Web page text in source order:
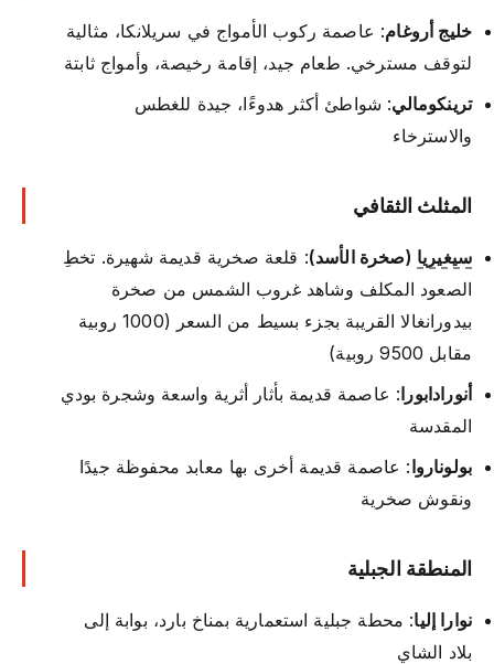
خليج أروغام: عاصمة ركوب الأمواج في سريلانكا، مثالية
لتوقف مسترخي. طعام جيد، إقامة رخيصة، وأمواج ثابتة
ترينكومالي: شواطئ أكثر هدوءًا، جيدة للغطس
والاسترخاء
المثلث الثقافي
سيغيريا (صخرة الأسد): قلعة صخرية قديمة شهيرة. تخطِ
الصعود المكلف وشاهد غروب الشمس من صخرة
بيدورانغالا القريبة بجزء بسيط من السعر (1000 روبية
مقابل 9500 روبية)
أنورادابورا: عاصمة قديمة بأثار أثرية واسعة وشجرة بودي
المقدسة
بولوناروا: عاصمة قديمة أخرى بها معابد محفوظة جيدًا
ونقوش صخرية
المنطقة الجبلية
نوارا إليا: محطة جبلية استعمارية بمناخ بارد، بوابة إلى
بلاد الشاي